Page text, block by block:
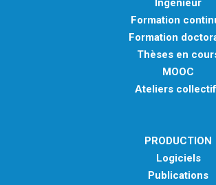
Ingénieur
Formation
Formation
Thèses en
MOOC
Ateliers
PRODUCTION
Logiciels
Publications